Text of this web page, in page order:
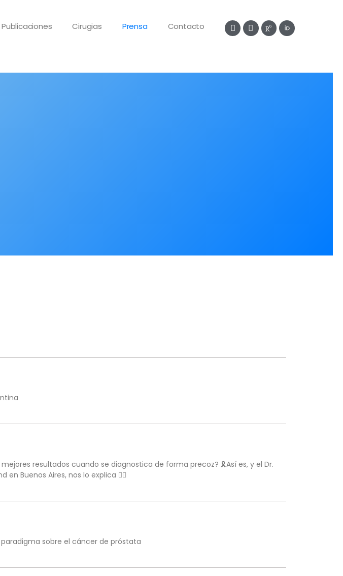
Publicaciones Cirugias Prensa Contacto
resultados cuando se diagnostica de forma precoz? 🎗️Así es, y el Dr.
en Buenos Aires, nos lo explica ☝🏼​
sobre el cáncer de próstata